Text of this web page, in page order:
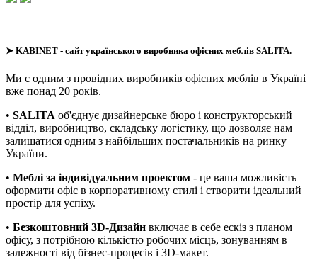
➤ KABINET - сайт українського виробника офісних меблів SALITA.
Ми є одним з провідних виробників офісних меблів в Україні
вже понад 20 років.
• SALITA об'єднує дизайнерське бюро і конструкторський
відділ, виробництво, складську логістику, що дозволяє нам
залишатися одним з найбільших постачальників на ринку
України.
• Меблі за індивідуальним проектом - це ваша можливість
оформити офіс в корпоративному стилі і створити ідеальний
простір для успіху.
• Безкоштовний 3D-Дизайн включає в себе ескіз з планом
офісу, з потрібною кількістю робочих місць, зонуванням в
залежності від бізнес-процесів і 3D-макет.